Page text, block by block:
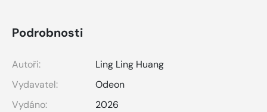
Podrobnosti
Autoři:
Ling Ling Huang
Vydavatel:
Odeon
Vydáno:
2026